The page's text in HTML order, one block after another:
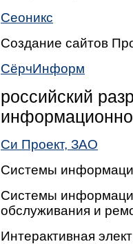
Сеоникс
Создание сайтов
СёрчИнформ
российский
Си Проект, ЗАО
Системы
Системы
обслуживания и
Интерактивная